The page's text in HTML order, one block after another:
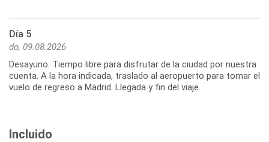
Día 5
do, 09.08.2026
Desayuno. Tiempo libre para disfrutar de la ciudad por nuestra
cuenta. A la hora indicada, traslado al aeropuerto para tomar el
vuelo de regreso a Madrid. Llegada y fin del viaje.
Incluido